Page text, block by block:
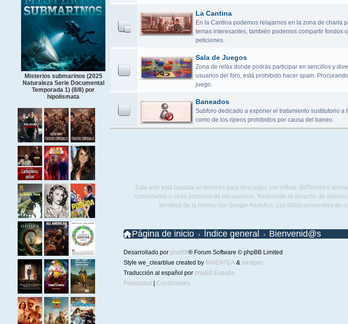
Misterios submarinos (2025
Naturaleza Serie Documental
Temporada 1) (8/8) por
hipolismata
La Cantina
En la Cantina podemos relajarnos en la zona de charla
temas interesantes, también podemos compartir fondos
peticiones.
Sala de Juegos
Zona de relax donde podrás participar en sencillos y
usuarios del foro, está prohibido hacer spam.
juego.
Baneados
Subforo dedicado a exponer el tratamiento sustitutorio
como de los ripeos prohibidos por causa del baneo.
Esta web está basada en enlaces para descargar con eMule, BitTorrent o
comentarios u otras acciones de los usuarios. Reservado el derecho de
temática de la misma con Google Analytics. Los datos personales de
Página de inicio Índice general Bienvenid@s
Desarrollado por phpBB® Forum Software © phpBB Limited
Style we_clearblue created by INVENTEA& nextgen
Traducción al español por phpBB España
Privacidad
Condiciones